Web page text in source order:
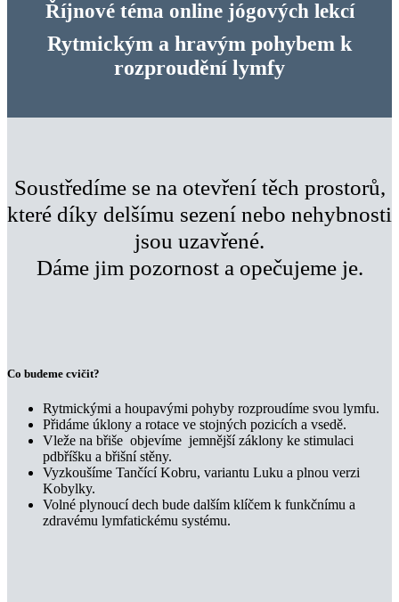
Říjnové téma online jógových lekcí
Rytmickým a hravým pohybem k
rozproudění lymfy
Soustředíme se na otevření těch prostorů,
které díky delšímu sezení nebo nehybnosti
jsou uzavřené.
Dáme jim pozornost a opečujeme je.
Co budeme cvičit?
Rytmickými a houpavými pohyby rozproudíme svou lymfu.
Přidáme úklony a rotace ve stojných pozicích a vsedě.
Vleže na břiše objevíme jemnější záklony ke stimulaci
pdbříšku a břišní stěny.
Vyzkoušíme Tančící Kobru, variantu Luku a plnou verzi
Kobylky.
Volné plynoucí dech bude dalším klíčem k funkčnímu a
zdravému lymfatickému systému.